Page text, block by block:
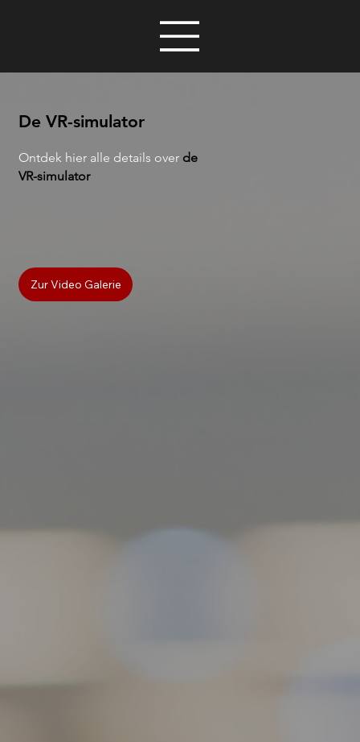
De VR-simulator
Ontdek hier alle details over de
VR-simulator
Zur Video Galerie